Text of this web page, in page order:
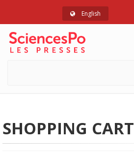
English
SHOPPING CART